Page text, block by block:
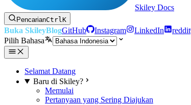
Skiley Docs
PencarianCtrlK
Buka SkileyBlogGitHub Instagram LinkedIn reddit
Pilih Bahasa
Selamat Datang
Baru di Skiley?
Memulai
Pertanyaan yang Sering Diajukan